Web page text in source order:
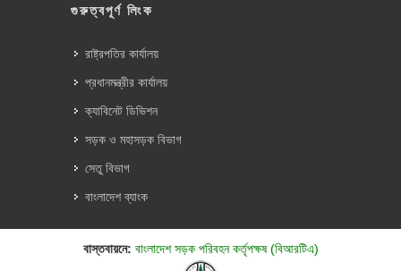
গুরুত্বপূর্ণ লিংক
রাষ্ট্রপতির কার্যালয়
প্রধানমন্ত্রীর কার্যালয়
ক্যাবিনেট ডিভিশন
সড়ক ও মহাসড়ক বিভাগ
সেতু বিভাগ
বাংলাদেশ ব্যাংক
বাস্তবায়নে: বাংলাদেশ সড়ক পরিবহন কর্তৃপক্ষ (বিআরটিএ)